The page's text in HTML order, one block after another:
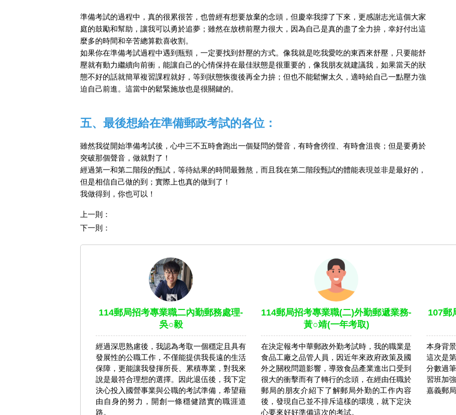
準備考試的過程中，真的很累很苦，也曾經有想要放棄的念頭，但慶幸我撐了下來，更感謝志光這個大家
庭的鼓勵和幫助，讓我可以勇於追夢；雖然在放榜前壓力很大，因為自己是真的盡了全力拚，幸好付出這
麼多的時間和辛苦總算歡喜收割。
如果你在準備考試過程中遇到瓶頸，一定要找到舒壓的方式。像我就是吃我愛吃的東西來舒壓，只要能舒
壓就有動力繼續向前衝，能讓自己的心情保持在最佳狀態是很重要的，像我朋友就建議我，如果當天的狀
態不好的話就簡單複習課程就好，等到狀態恢復後再全力拚；但也不能鬆懈太久，適時給自己一點壓力強
迫自己前進。這當中的鬆緊施放也是很關鍵的。
五、最後想給在準備郵政考試的各位：
雖然我從開始準備考試後，心中三不五時會跑出一個疑問的聲音，有時會徬徨、有時會沮喪；但是要勇於
突破那個聲音，做就對了！
經過第一和第二階段的甄試，等待結果的時間最難熬，而且我在第二階段甄試的體能表現並非是最好的，
但是相信自己做的到；實際上也真的做到了！
我做得到，你也可以！
上一則：
下一則：
114郵局招考專業職二內勤郵務處理-
吳○毅
經過深思熟慮後，我認為考取一個穩定且具有
發展性的公職工作，不僅能提供我長遠的生活
保障，更能讓我發揮所長、累積專業，對我來
說是最符合理想的選擇。因此退伍後，我下定
決心投入國營事業與公職的考試準備，希望藉
由自身的努力，開創一條穩健踏實的職涯道
路。
114郵局招考專業職(二)外勤郵遞業務-
黃○靖(一年考取)
在決定報考中華郵政外勤考試時，我的職業是
食品工廠之品管人員，因近年來政府政策及國
外之關稅問題影響，導致食品產業進出口受到
很大的衝擊而有了轉行的念頭，在經由任職於
郵局的朋友介紹下了解郵局外勤的工作內容
後，發現自己並不排斥這樣的環境，就下定決
心要來好好準備這次的考試。
107郵
本身背
這次是
分數過
習班加
嘉義郵